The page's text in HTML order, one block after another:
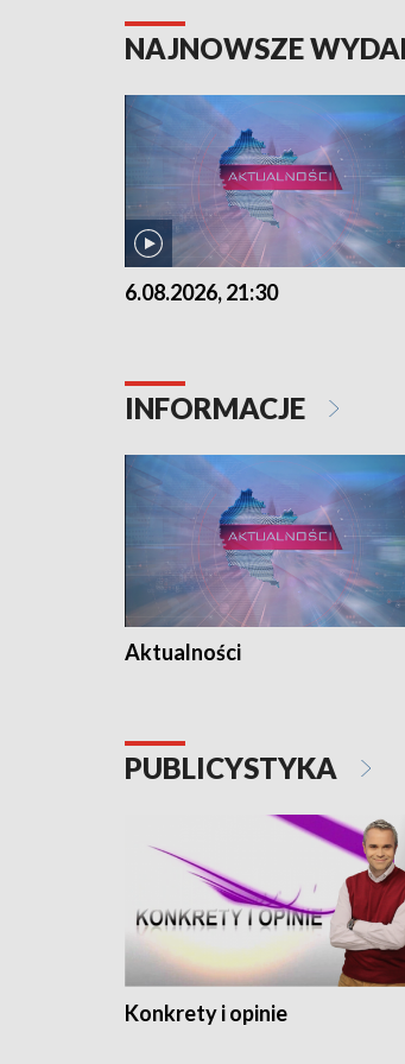
NAJNOWSZE
6.08.2026, 21:30
INFORMACJE
Aktualności
PUBLICYSTYKA
Konkrety i opinie